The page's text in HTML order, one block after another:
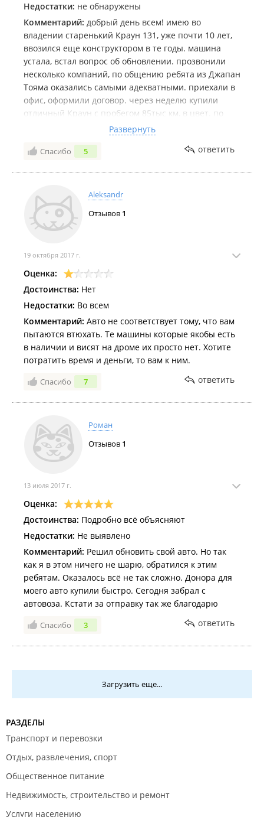
Недостатки: не обнаружены
Комментарий: добрый день всем! имею во
владении старенький Краун 131, уже почти 10 лет,
ввозился еще конструктором в те годы. машина
устала, встал вопрос об обновлении. прозвонили
несколько компаний, по общению ребята из Джапан
Тояма оказались самыми адекватными. приехали в
офис, оформили договор. через неделю купили
отличный Краун с пробегом 85тыс км, в цвет. по
приходу прикатил свой аппарат, сделали переброс
с рамы на раму, попутно мою раму обработали
антикором. работа выполнена на высшем уровне,
Развернуть
Спасибо 5 ответить
Aleksandr
Отзывов 1
19 октября 2017 г.
Оценка:
Достоинства: Нет
Недостатки: Во всем
Комментарий: Авто не соответствует тому, что вам
пытаются втюхать. Те машины которые якобы есть
в наличии и висят на дроме их просто нет. Хотите
потратить время и деньги, то вам к ним.
Спасибо 7 ответить
Роман
Отзывов 1
13 июля 2017 г.
Оценка:
Достоинства: Подробно всё объясняют
Недостатки: Не выявлено
Комментарий: Решил обновить свой авто. Но так
как я в этом ничего не шарю, обратился к этим
ребятам. Оказалось всё не так сложно. Донора для
моего авто купили быстро. Сегодня забрал с
автовоза. Кстати за отправку так же благодарю
Спасибо 3 ответить
Загрузить еще...
РАЗДЕЛЫ
Транспорт и перевозки
Отдых, развлечения, спорт
Общественное питание
Недвижимость, строительство и ремонт
Услуги населению